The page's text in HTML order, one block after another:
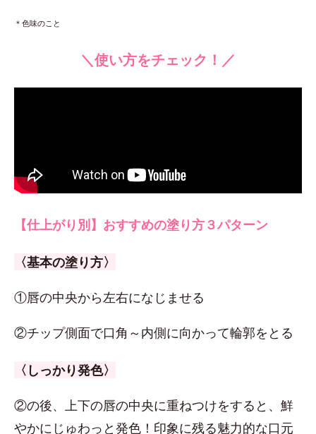
＊色味のこと
＼使い方をチェック！／
【仕上がり別】おすすめの塗り方３パターン
〈基本の塗り方〉
①唇の中央から左右になじませる
②チップ側面で口角～内側に向かって輪郭をとる
〈しっかり発色〉
②の後、上下の唇の中央に重ねつけをすると、鮮
やかにじゅわっと発色！印象に残る魅力的な口元